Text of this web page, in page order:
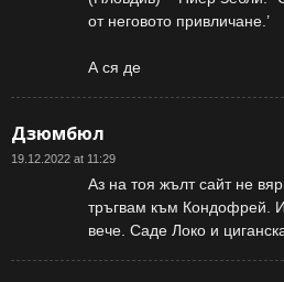
от неговото привличане.’
А ся де
Дзюмбюл
19.12.2022 at 11:29
Аз на тоя жълт сайт не
тръгвам към Кондофрей.
вече. Саде Локо и